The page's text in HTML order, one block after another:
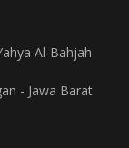
Al-Bahjah
- Jawa Barat